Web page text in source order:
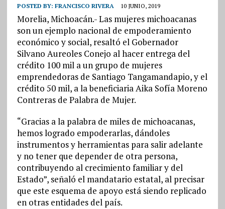
POSTED BY: FRANCISCO RIVERA 10 JUNIO, 2019
Morelia, Michoacán.- Las mujeres michoacanas
son un ejemplo nacional de empoderamiento
económico y social, resaltó el Gobernador
Silvano Aureoles Conejo al hacer entrega del
crédito 100 mil a un grupo de mujeres
emprendedoras de Santiago Tangamandapio, y el
crédito 50 mil, a la beneficiaria Aika Sofía Moreno
Contreras de Palabra de Mujer.
“Gracias a la palabra de miles de michoacanas,
hemos logrado empoderarlas, dándoles
instrumentos y herramientas para salir adelante
y no tener que depender de otra persona,
contribuyendo al crecimiento familiar y del
Estado”, señaló el mandatario estatal, al precisar
que este esquema de apoyo está siendo replicado
en otras entidades del país.